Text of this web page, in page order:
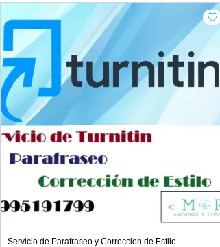
Servicio de Parafraseo y Correccion de Estilo